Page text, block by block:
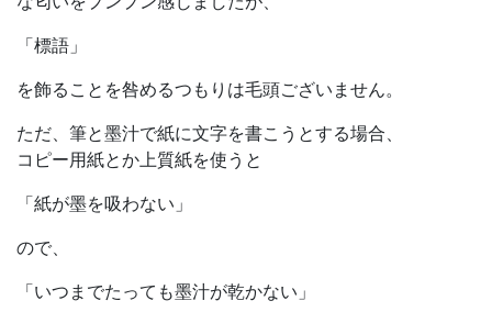
「標語」
を飾ることを咎めるつもりは毛頭ございません。
ただ、筆と墨汁で紙に文字を書こうとする場合、
コピー用紙とか上質紙を使うと
「紙が墨を吸わない」
ので、
「いつまでたっても墨汁が乾かない」